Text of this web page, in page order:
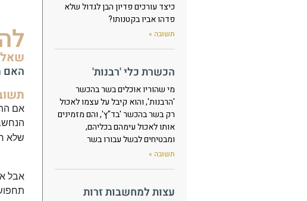
כיצד עורכים פדיון הבן לגדול שלא
פדהו אביו בקטנותו?
תשובה »
הכשרת כלי 'רבנות'
מי שהוריו אוכלים בשר בהכשר
'הרבנות', והוא קיבל על עצמו לאכול
רק בשר בהכשר 'בד"ץ', והם מזמינים
אותו לאכול עימהם בכליהם,
ומבטיחים לבשל עבורו בשר
תשובה »
עצות למחשבות זרות
האם
אם
שלא
אבל